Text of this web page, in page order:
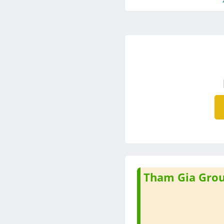
Tham Gia